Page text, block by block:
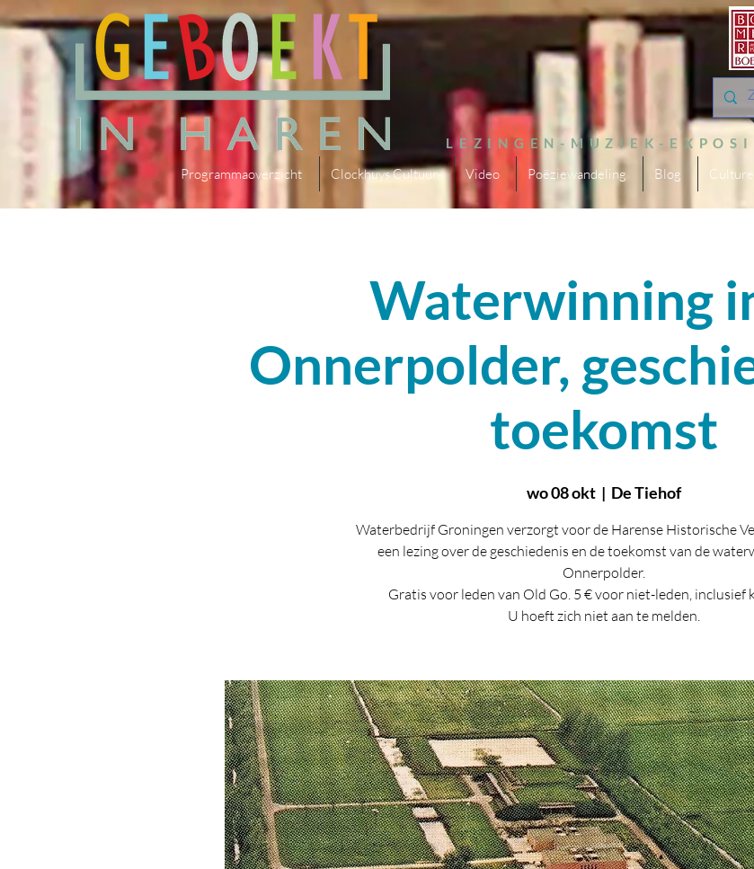
LEZINGEN-MUZIEK-
Programmaoverzicht Clockhuys Cultuur Video Poëziewandeling Blog
Waterwinning
Onnerpolder,
toekomst
wo 08 okt
  |
De Tiehof
Waterbedrijf Groningen verzorgt voor de Harense Historische
een lezing over de geschiedenis en de toekomst van de
Onnerpolder.
Gratis voor leden van Old Go. 5 € voor niet-leden, inclusief
U hoeft zich niet aan te melden.